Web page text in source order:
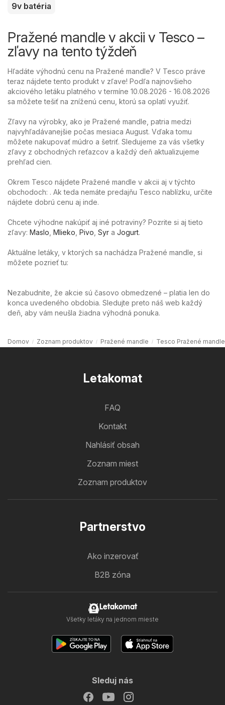
9v batéria
Pražené mandle v akcii v Tesco –
zľavy na tento týždeň
Hľadáte výhodnú cenu na Pražené mandle? V Tesco práve
teraz nájdete tento produkt v zľave! Podľa najnovšieho
akciového letáku platného v termíne 10.08.2026 - 16.08.2026
sa môžete tešiť na zníženú cenu, ktorú sa oplatí využiť.
Zľavy na výrobky, ako je Pražené mandle, patria medzi
najvyhľadávanejšie počas mesiaca August. Vďaka tomu
môžete nakupovať múdro a šetriť. Sledujeme za vás všetky
zľavy z obchodných reťazcov a každý deň aktualizujeme
prehľad cien.
Okrem Tesco nájdete Pražené mandle v akcii aj v týchto
obchodoch: . Ak teda nemáte predajňu Tesco nablízku, určite
nájdete dobrú cenu aj inde.
Chcete výhodne nakúpiť aj iné potraviny? Pozrite si aj tieto
zľavy: Maslo Mlieko Pivo Syr a Jogurt.
Aktuálne letáky, v ktorých sa nachádza Pražené mandle, si
môžete pozrieť tu:
Nezabudnite, že akcie sú časovo obmedzené – platia len do
konca uvedeného obdobia. Sledujte preto náš web každý
deň, aby vám neušla žiadna výhodná ponuka.
Domov Zoznam produktov Pražené mandle Tesco Pražené mandle
Letakomat
FAQ
Kontakt
Nahlásiť obsah
Zoznam miest
Zoznam produktov
Partnerstvo
Ako inzerovať
B2B zóna
Letakomat
Všetky letáky na jednom mieste
Sleduj nás